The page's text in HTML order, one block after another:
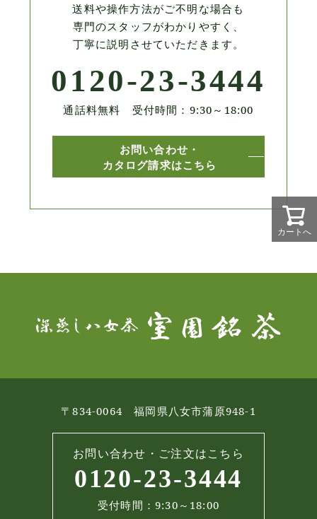
送料や操作方法がご不明な場合も
専門のスタッフがわかりやすく、
丁寧に説明させていただきます。
0120-23-3444
通話料無料 受付時間：9:30～18:00
お問い合わせ・
カタログ請求はこちら
カートへ
〒834-0064 福岡県八女市蒲原948-1
お問い合わせ・ご注文はこちら
0120-23-3444
受付時間：9:30～18:00